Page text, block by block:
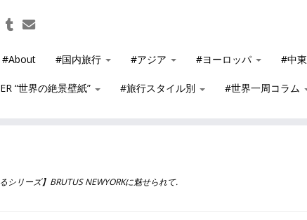
#About #国内旅行 #アジア #ヨーロッパ #中東
“世界の絶景壁紙” #旅行スタイル別 #世界一周コラム
シリーズ】BRUTUS NEWYORKに魅せられて.